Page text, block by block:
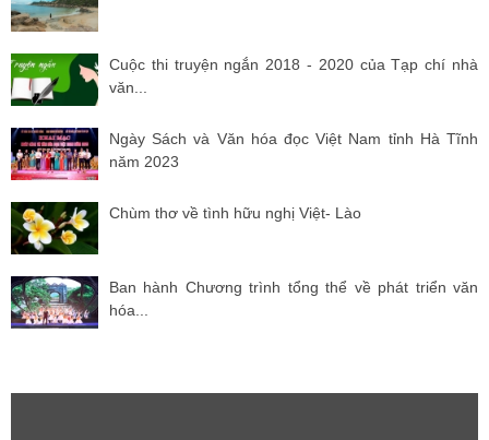
Cuộc thi truyện ngắn 2018 - 2020 của Tạp chí nhà
văn...
Ngày Sách và Văn hóa đọc Việt Nam tỉnh Hà Tĩnh
năm 2023
Chùm thơ về tình hữu nghị Việt- Lào
Ban hành Chương trình tổng thể về phát triển văn
hóa...